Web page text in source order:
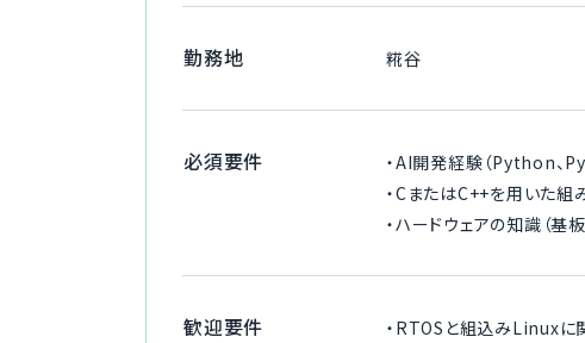
勤務地 糀谷
必須要件
・AI開発経験（Python、
・CまたはC++を用いた
・ハードウェアの知識（基
歓迎要件
・RTOSと組込みLinuxに